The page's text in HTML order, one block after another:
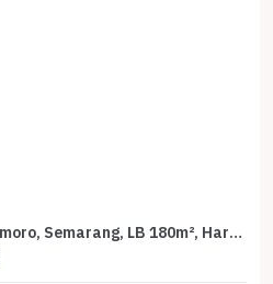
Rumah Dijual di Puri Anjasmoro, Semarang, LB 180m², Harga Kompetitif!